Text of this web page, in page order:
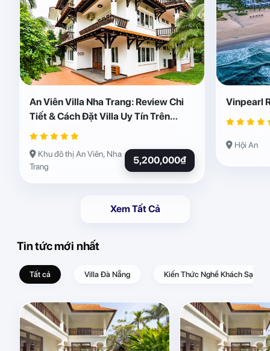
An Viên Villa Nha Trang: Review Chi
Tiết & Cách Đặt Villa Uy Tín Trên
Abogo
Khu đô thị An Viên, Nha
Trang
5,200,000₫
Vinpearl
Hội An
Xem Tất Cả
Tin tức mới nhất
Tất cả Villa Đà Nẵng Kiến Thức Nghề Khách Sạn –